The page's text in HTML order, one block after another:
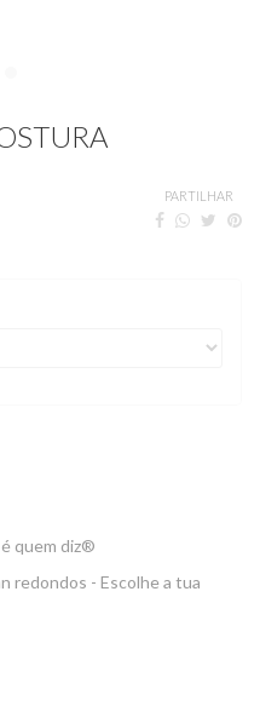
PARTILHAR
quem diz®
redondos - Escolhe a tua